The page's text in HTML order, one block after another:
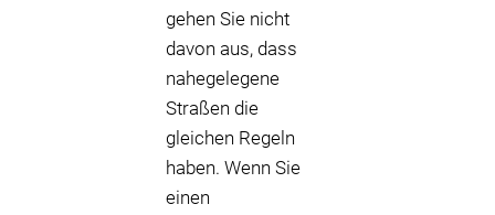
gehen Sie nicht
davon aus, dass
nahegelegene
Straßen die
gleichen Regeln
haben. Wenn Sie
einen